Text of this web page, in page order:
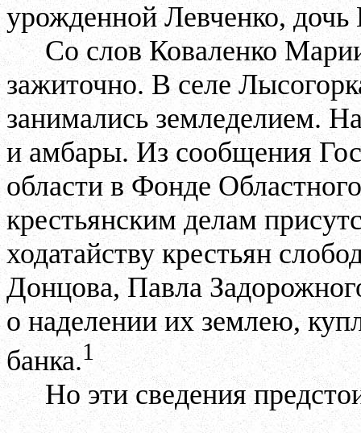
урожденной Левченко,
Со слов Коваленко
зажиточно. В селе
занимались земледелием.
и амбары. Из сообщения
области в Фонде
крестьянским делам
ходатайству крестьян
Донцова, Павла
о наделении их землею,
банка.1
Но эти сведения